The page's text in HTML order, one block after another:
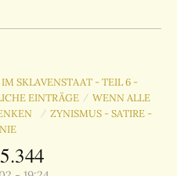
IM SKLAVENSTAAT - TEIL 6 -
EINTRÄGE / WENN ALLE
/ ZYNISMUS - SATIRE -